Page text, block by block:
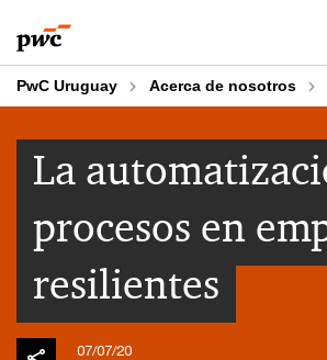
to
content
to
footer
PwC Uruguay Acerca de nosotros
La
procesos en
resilientes
07/07/20